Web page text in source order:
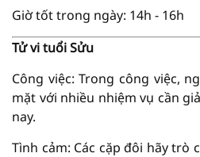
Giờ tốt trong ngày: 14h - 16h
Tử vi tuổi Sửu
Công việc: Trong công việc,
mặt với nhiều nhiệm vụ cần
nay.
Tình cảm: Các cặp đôi hãy trò